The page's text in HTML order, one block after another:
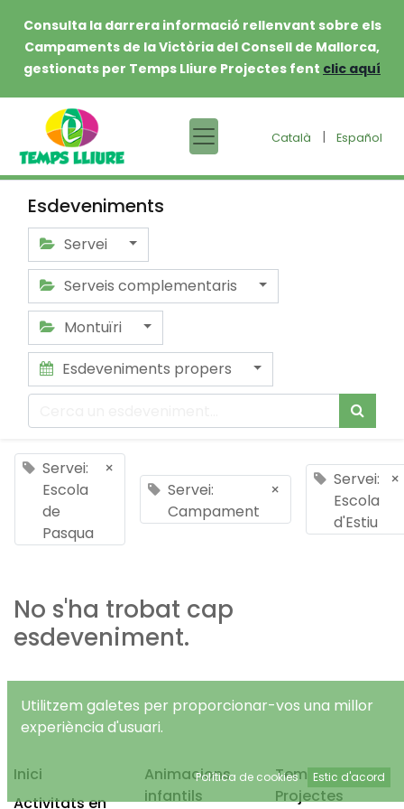
Consulta la darrera informació rellenvant sobre els
Campaments de la Victòria del Consell de Mallorca,
gestionats per Temps Lliure Projectes fent clic aquí
Català | Español
Esdeveniments
Servei
Serveis complementaris
Montuïri
Esdeveniments propers
Servei:
Escola
de
Pasqua
×
Servei:
Campament
×
Servei:
Escola
d'Estiu
×
No s'ha trobat cap
esdeveniment.
Inici
Activitats en
Animacions
infantils
Temps Lliure
Projectes
Utilitzem galetes per proporcionar-vos una millor
experiència d'usuari.
Política de cookies Estic d'acord